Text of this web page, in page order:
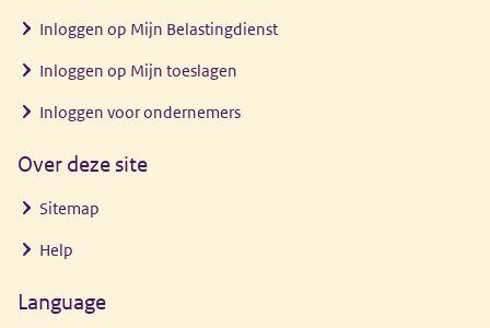
Inloggen op Mijn Belastingdienst
Inloggen op Mijn toeslagen
Inloggen voor ondernemers
Over deze site
Sitemap
Help
Language